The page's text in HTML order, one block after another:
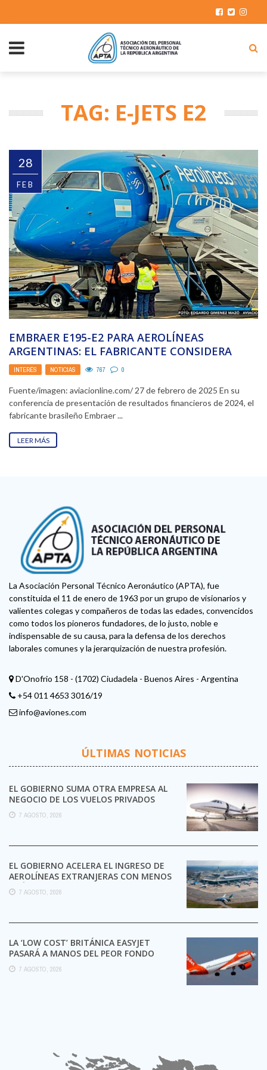
TAG: E-JETS E2
28
FEB
EMBRAER E195-E2 PARA AEROLÍNEAS
ARGENTINAS: EL FABRICANTE CONSIDERA
SUSPENDIDA SU INCORPORACIÓN
INTERÉS , NOTICIAS 767 0
Fuente/imagen: aviacionline.com/ 27 de febrero de 2025 En su
conferencia de presentación de resultados financieros de 2024, el
fabricante brasileño Embraer ...
LEER MÁS
La Asociación Personal Técnico Aeronáutico (APTA), fue
constituida el 11 de enero de 1963 por un grupo de visionarios y
valientes colegas y compañeros de todas las edades, convencidos
como todos los pioneros fundadores, de lo justo, noble e
indispensable de su causa, para la defensa de los derechos
laborales comunes y la jerarquización de nuestra profesión.
D'Onofrio 158 - (1702) Ciudadela - Buenos Aires - Argentina
+54 011 4653 3016/19
info@aviones.com
ÚLTIMAS NOTICIAS
EL GOBIERNO SUMA OTRA EMPRESA AL
NEGOCIO DE LOS VUELOS PRIVADOS
7 AGOSTO, 2026
EL GOBIERNO ACELERA EL INGRESO DE
AEROLÍNEAS EXTRANJERAS CON MENOS
TRÁMITES
7 AGOSTO, 2026
LA ‘LOW COST’ BRITÁNICA EASYJET
PASARÁ A MANOS DEL PEOR FONDO
POSIBLE:
7 AGOSTO, 2026